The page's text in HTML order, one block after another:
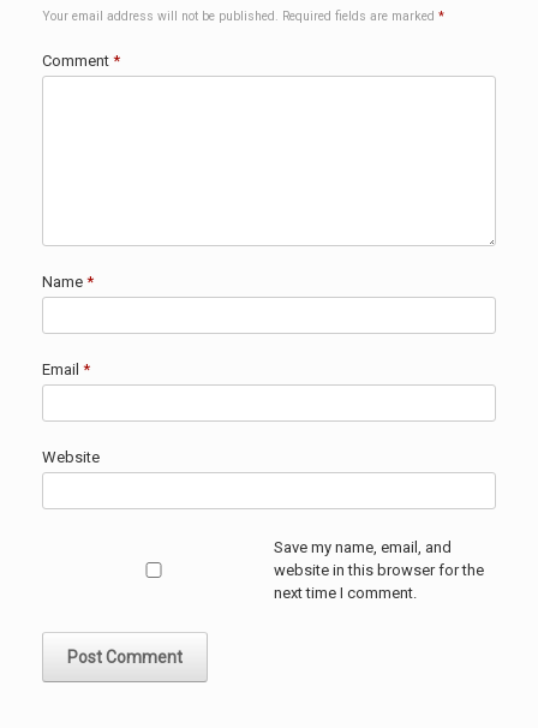
Your email address will not be published. Required fields are marked *
Comment *
Name *
Email *
Website
Save my name, email, and
website in this browser for the
next time I comment.